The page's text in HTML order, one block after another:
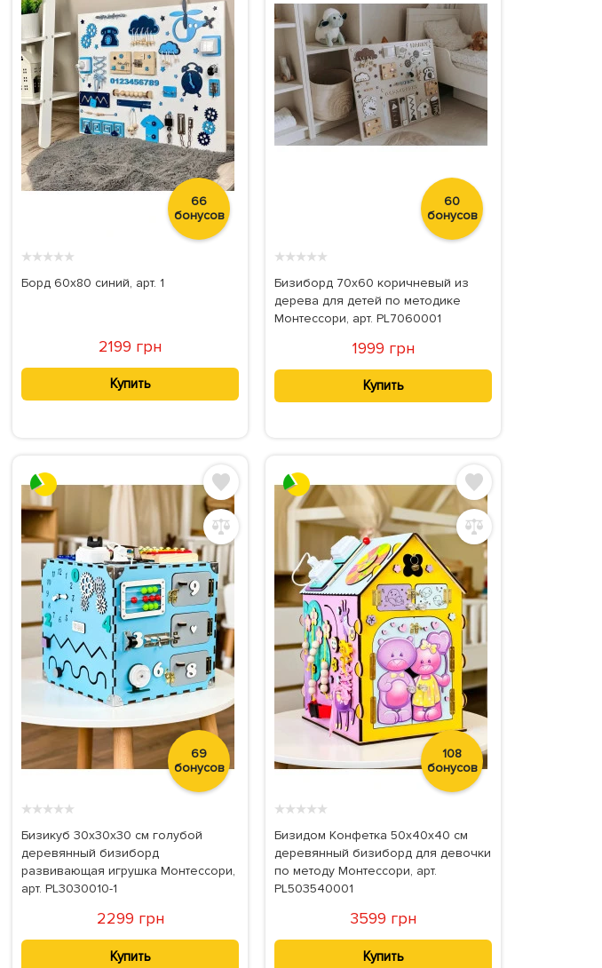
66
бонусов
★★★★★
Борд 60x80 синий, арт. 1
2199 грн
Купить
60
бонусов
★★★★★
Бизиборд 70х60 коричневый из
дерева для детей по методике
Монтессори, арт. PL7060001
1999 грн
Купить
69
бонусов
★★★★★
Бизикуб 30x30x30 см голубой
деревянный бизиборд
развивающая игрушка Монтессори,
арт. PL3030010-1
2299 грн
Купить
108
бонусов
★★★★★
Бизидом Конфетка 50x40x40 см
деревянный бизиборд для девочки
по методу Монтессори, арт.
PL503540001
3599 грн
Купить